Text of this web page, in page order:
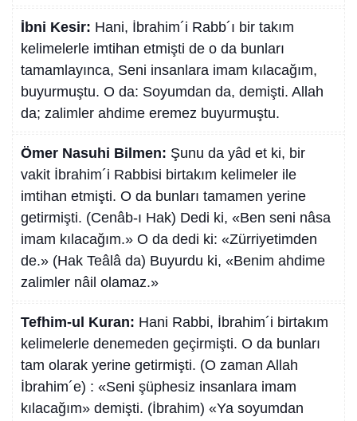
İbni Kesir: Hani, İbrahim´i Rabb´ı bir takım
kelimelerle imtihan etmişti de o da bunları
tamamlayınca, Seni insanlara imam kılacağım,
buyurmuştu. O da: Soyumdan da, demişti. Allah
da; zalimler ahdime eremez buyurmuştu.
Ömer Nasuhi Bilmen: Şunu da yâd et ki, bir
vakit İbrahim´i Rabbisi birtakım kelimeler ile
imtihan etmişti. O da bunları tamamen yerine
getirmişti. (Cenâb-ı Hak) Dedi ki, «Ben seni nâsa
imam kılacağım.» O da dedi ki: «Zürriyetimden
de.» (Hak Teâlâ da) Buyurdu ki, «Benim ahdime
zalimler nâil olamaz.»
Tefhim-ul Kuran: Hani Rabbi, İbrahim´i birtakım
kelimelerle denemeden geçirmişti. O da bunları
tam olarak yerine getirmişti. (O zaman Allah
İbrahim´e) : «Seni şüphesiz insanlara imam
kılacağım» demişti. (İbrahim) «Ya soyumdan